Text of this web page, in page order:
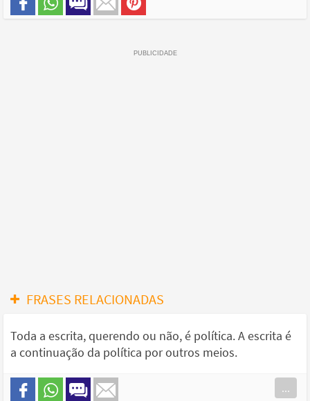
FRASES RELACIONADAS
Toda a escrita, querendo ou não, é política. A escrita é
a continuação da política por outros meios.
...